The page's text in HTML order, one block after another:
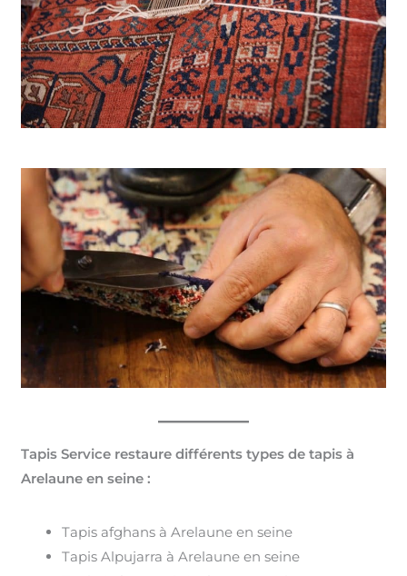
Tapis Service restaure différents types de tapis à
Arelaune en seine :
Tapis afghans à Arelaune en seine
Tapis Alpujarra à Arelaune en seine